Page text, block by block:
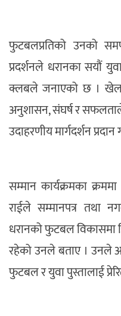
फुटबलप्रतिको उनको
प्रदर्शनले धरानका सयौं
क्लबले जनाएको छ । खेल
अनुशासन, संघर्ष र
उदाहरणीय मार्गदर्शन
सम्मान कार्यक्रमका
राईले सम्मानपत्र तथा
धरानको फुटबल विकासमा
रहेको उनले बताए । उनले
फुटबल र युवा पुस्तालाई